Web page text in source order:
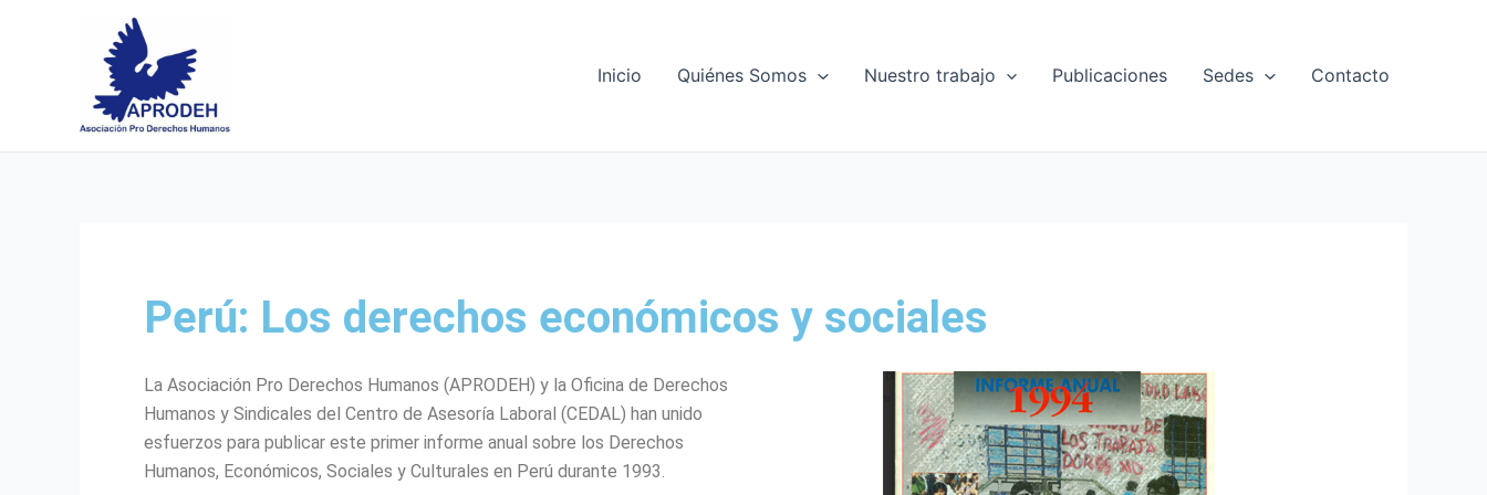
Inicio Quiénes Somos Nuestro trabajo Publicaciones Sedes Contacto
Perú: Los derechos económicos y sociales
La Asociación Pro Derechos Humanos (APRODEH) y la Oficina de Derechos
Humanos y Sindicales del Centro de Asesoría Laboral (CEDAL) han unido
esfuerzos para publicar este primer informe anual sobre los Derechos
Humanos, Económicos, Sociales y Culturales en Perú durante 1993.